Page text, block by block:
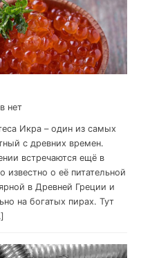
нет
Икра – один из самых
с древних времен.
встречаются ещё в
о её питательной
в Древней Греции и
на богатых пирах. Тут